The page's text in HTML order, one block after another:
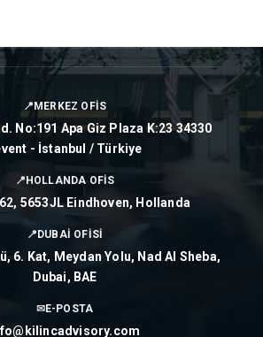
📍 MERKEZ OFİS
No:191 Apa Giz Plaza K:23 34330
- İstanbul / Türkiye
📍 HOLLANDA OFİS
5653JL Eindhoven, Hollanda
📍 DUBAİ OFİSİ
6. Kat, Meydan Yolu, Nad Al Sheba,
Dubai, BAE
✉E-POSTA